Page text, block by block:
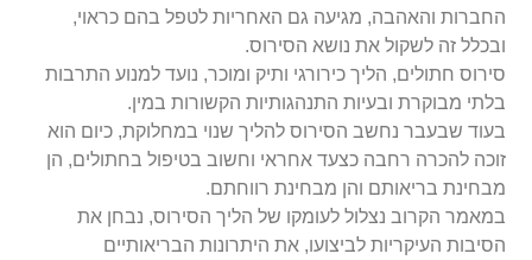
החברות והאהבה, מגיעה גם האחריות לטפל בהם כראוי,
ובכלל זה לשקול את נושא הסירוס.
סירוס חתולים, הליך כירורגי ותיק ומוכר, נועד למנוע התרבות
בלתי מבוקרת ובעיות התנהגותיות הקשורות במין.
בעוד שבעבר נחשב הסירוס להליך שנוי במחלוקת, כיום הוא
זוכה להכרה רחבה כצעד אחראי וחשוב בטיפול בחתולים, הן
מבחינת בריאותם והן מבחינת רווחתם.
במאמר הקרוב נצלול לעומקו של הליך הסירוס, נבחן את
הסיבות העיקריות לביצועו, את היתרונות הבריאותיים